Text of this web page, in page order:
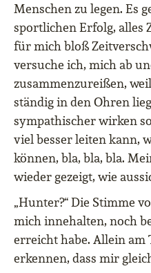
Menschen zu legen. Es
sportlichen Erfolg, alles
für mich bloß
versuche ich, mich ab
zusammenzureißen,
ständig in den Ohren
sympathischer wirken
viel besser leiten kann,
können, bla, bla, bla.
wieder gezeigt, wie
„Hunter?“ Die Stimme
mich innehalten, noch
erreicht habe. Allein am
erkennen, dass mir